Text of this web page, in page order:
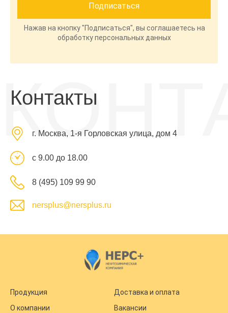
Нажав на кнопку "Подписаться", вы соглашаетесь на
обработку персональных данных
Контакты
г. Москва, 1-я Горловская улица, дом 4
с 9.00 до 18.00
8 (495) 109 99 90
nersplus@nersplus.ru
Продукция
Доставка и оплата
О компании
Вакансии